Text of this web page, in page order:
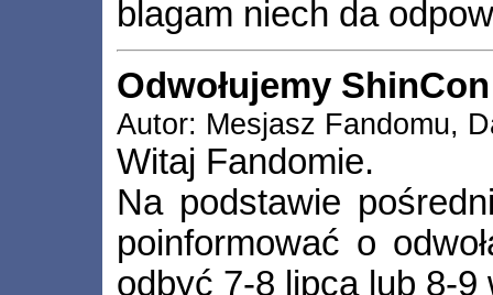
blagam niech da
Odwołujemy ShinCon
Autor: Mesjasz Fandomu,
Witaj Fandomie.
Na podstawie
poinformować o
odbyć 7-8 lipca lub 8-9